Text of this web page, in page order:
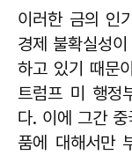
이러한 금의 인
경제 불확실성
하고 있기 때문
트럼프 미 행정
다. 이에 그간
품에 대해서만